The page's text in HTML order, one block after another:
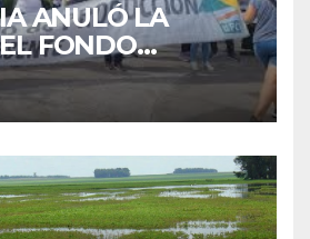
ANULÓ LA
FONDO
EMPLEADOS DE
DE LA
DEL CHACO